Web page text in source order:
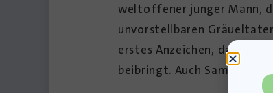
weltoffener junger Mann,
unvorstellbaren
erstes Anzeichen, dass
beibringt. Auch Sam